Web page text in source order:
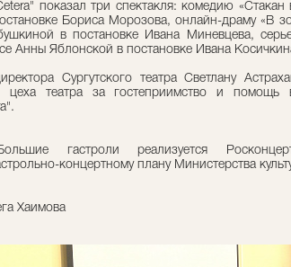
показал три спектакля: комедию
Бориса Морозова, онлайн-драму «В
в постановке Ивана Миневцева,
Анны Яблонской в постановке Ивана
Сургутского театра Светлану
цеха театра за гостеприимство и помощь
гастроли реализуется
концертному плану Министерства
Хаимова